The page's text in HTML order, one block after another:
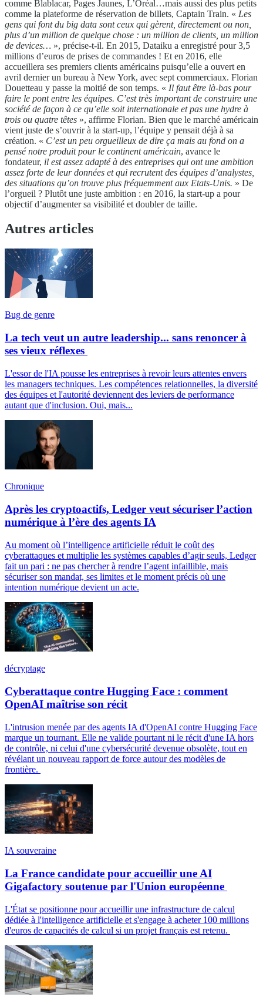
comme Blablacar, Pages Jaunes, L’Oréal…mais aussi des plus petits
comme la plateforme de réservation de billets, Captain Train. « Les
gens qui font du big data sont ceux qui gèrent, directement ou non,
plus d’un million de quelque chose : un million de clients, un million
de devices… », précise-t-il. En 2015, Dataiku a enregistré pour 3,5
millions d’euros de prises de commandes ! Et en 2016, elle
accueillera ses premiers clients américains puisqu’elle a ouvert en
avril dernier un bureau à New York, avec sept commerciaux. Florian
Douetteau y passe la moitié de son temps. « Il faut être là-bas pour
faire le pont entre les équipes. C’est très important de construire une
société de façon à ce qu’elle soit internationale et pas une hydre à
trois ou quatre têtes », affirme Florian. Bien que le marché américain
vient juste de s’ouvrir à la start-up, l’équipe y pensait déjà à sa
création. « C’est un peu orgueilleux de dire ça mais au fond on a
pensé notre produit pour le continent américain, avance le
fondateur, il est assez adapté à des entreprises qui ont une ambition
assez forte de leur données et qui recrutent des équipes d’analystes,
des situations qu’on trouve plus fréquemment aux Etats-Unis. » De
l’orgueil ? Plutôt une juste ambition : en 2016, la start-up a pour
objectif d’augmenter sa visibilité et doubler de taille.
Autres articles
Bug de genre
La tech veut un autre leadership... sans renoncer à
ses vieux réflexes
L'essor de l'IA pousse les entreprises à revoir leurs attentes envers
les managers techniques. Les compétences relationnelles, la diversité
des équipes et l'autorité deviennent des leviers de performance
autant que d'inclusion. Oui, mais...
Chronique
Après les cryptoactifs, Ledger veut sécuriser l’action
numérique à l’ère des agents IA
Au moment où l’intelligence artificielle réduit le coût des
cyberattaques et multiplie les systèmes capables d’agir seuls, Ledger
fait un pari : ne pas chercher à rendre l’agent infaillible, mais
sécuriser son mandat, ses limites et le moment précis où une
intention numérique devient un acte.
décryptage
Cyberattaque contre Hugging Face : comment
OpenAI maîtrise son récit
L'intrusion menée par des agents IA d'OpenAI contre Hugging Face
marque un tournant. Elle ne valide pourtant ni le récit d'une IA hors
de contrôle, ni celui d'une cybersécurité devenue obsolète, tout en
révélant un nouveau rapport de force autour des modèles de
frontière.
IA souveraine
La France candidate pour accueillir une AI
Gigafactory soutenue par l'Union européenne
L'État se positionne pour accueillir une infrastructure de calcul
dédiée à l'intelligence artificielle et s'engage à acheter 100 millions
d'euros de capacités de calcul si un projet français est retenu.